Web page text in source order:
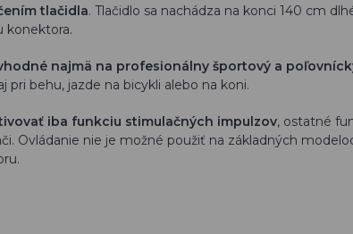
tlačidla. Tlačidlo sa nachádza na konci 140 cm
konektora.
najmä na profesionálny športový a
pri behu, jazde na bicykli alebo na koni.
iba funkciu stimulačných impulzov, ostatné
Ovládanie nie je možné použiť na základných